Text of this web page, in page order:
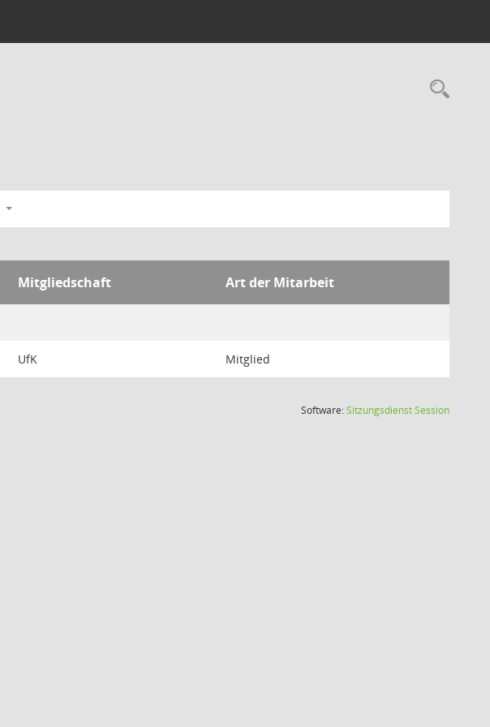
Mitgliedschaft Art der Mitarbeit
UfK Mitglied
Software:SitzungsdienstSession(Wird in